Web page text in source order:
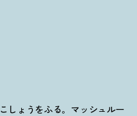
しょうをふる。マッシュルー